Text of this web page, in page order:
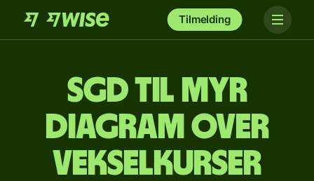
Tilmelding
SGD til MYR
Diagram over
vekselkurser